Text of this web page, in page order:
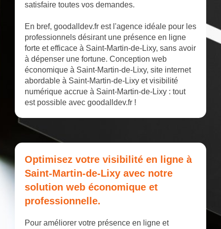
satisfaire toutes vos demandes.
En bref, goodalldev.fr est l'agence idéale pour les
professionnels désirant une présence en ligne
forte et efficace à Saint-Martin-de-Lixy, sans avoir
à dépenser une fortune. Conception web
économique à Saint-Martin-de-Lixy, site internet
abordable à Saint-Martin-de-Lixy et visibilité
numérique accrue à Saint-Martin-de-Lixy : tout
est possible avec goodalldev.fr !
Optimisez votre visibilité en ligne à
Saint-Martin-de-Lixy avec notre
solution web économique et
professionnelle.
Pour améliorer votre présence en ligne et